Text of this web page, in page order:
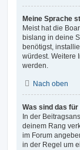
Meine Sprache
Meist hat die
bislang in deine
benötigst,
würdest. Weitere
werden.
Nach oben
Was sind das
In der
deinem Rang
im Forum
in der Regel um